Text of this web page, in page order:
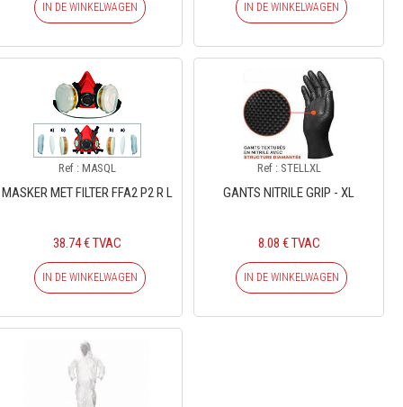
IN DE WINKELWAGEN IN DE WINKELWAGEN
Ref : MASQL
MASKER MET FILTER FFA2 P2 R L
38.74 € TVAC
IN DE WINKELWAGEN
Ref : STELLXL
GANTS NITRILE GRIP - XL
8.08 € TVAC
IN DE WINKELWAGEN